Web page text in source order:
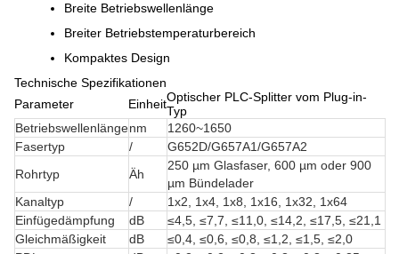
Breite Betriebswellenlänge
Breiter Betriebstemperaturbereich
Kompaktes Design
Technische Spezifikationen
Parameter
EinheitOptischer PLC-Splitter vom Plug-in-
Typ
Betriebswellenlängenm
1260~1650
Fasertyp
/
G652D/G657A1/G657A2
Rohrtyp
Äh
250 µm Glasfaser, 600 µm oder 900
µm Bündelader
Kanaltyp
/
1x2, 1x4, 1x8, 1x16, 1x32, 1x64
Einfügedämpfung
dB
≤4,5, ≤7,7, ≤11,0, ≤14,2, ≤17,5, ≤21,1
Gleichmäßigkeit
dB
≤0,4, ≤0,6, ≤0,8, ≤1,2, ≤1,5, ≤2,0